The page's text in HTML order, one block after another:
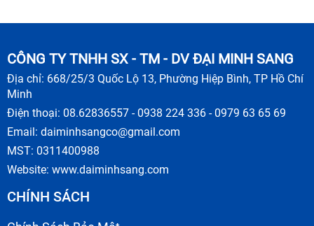
CÔNG TY TNHH SX - TM - DV ĐẠI MINH SANG
Địa chỉ: 668/25/3 Quốc Lộ 13, Phường Hiệp Bình, TP Hồ Chí
Minh
Điện thoại: 08.62836557 - 0938 224 336 - 0979 63 65 69
Email: daiminhsangco@gmail.com
MST: 0311400988
Website: www.daiminhsang.com
CHÍNH SÁCH